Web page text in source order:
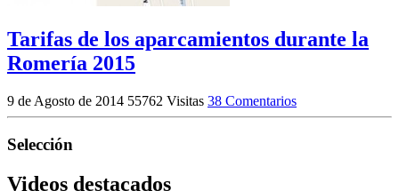
Tarifas de los aparcamientos durante la
Romería 2015
9 de Agosto de 2014 55762 Visitas 38 Comentarios
Selección
Videos destacados